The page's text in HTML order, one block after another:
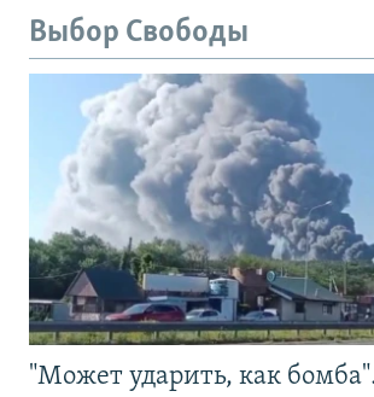
Выбор Свободы
"Может ударить, как